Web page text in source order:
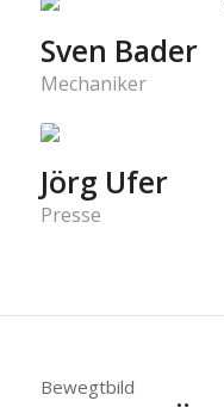
Sven Bader
Mechaniker
Jörg Ufer
Presse
Bewegtbild